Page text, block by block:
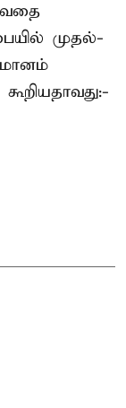
முதல்-